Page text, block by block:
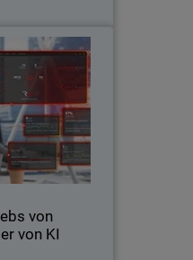
von
von KI
Skalierung des
von MSPs
Zeitalter von KI
Body
Sie, wie KI-native
MSPs helfen,
zu skalieren,
reduzieren und KI-
abzuwehren.
jetzt